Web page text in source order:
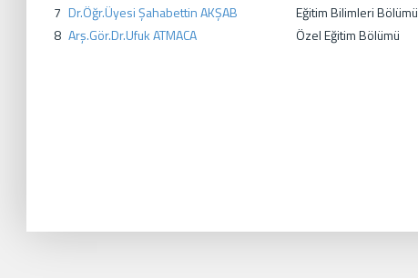
7 Dr.Öğr.Üyesi Şahabettin AKŞAB Eğitim Bilimleri Bölümü
8 Arş.Gör.Dr.Ufuk ATMACA Özel Eğitim Bölümü